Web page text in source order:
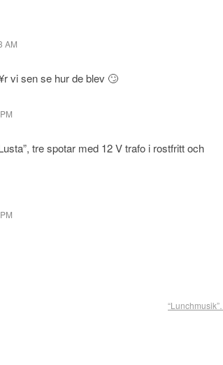
AM
vi sen se hur de blev 🙄
tre spotar med 12 V trafo i rostfritt och
“Lunchmusik”…